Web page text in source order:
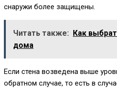
снаружи более защищены.
Читать также: Как
дома
Если стена возведена выше
обратном случае, то есть в